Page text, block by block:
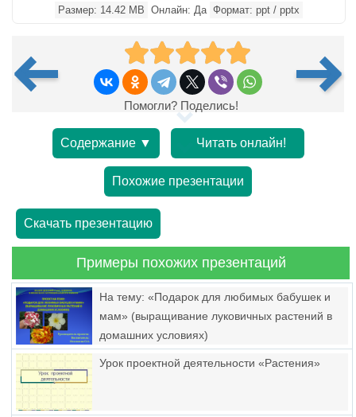
Размер: 14.42 MB Онлайн: Да Формат: ppt / pptx
Помогли? Поделись!
Содержание ▼ Читать онлайн!
Похожие презентации
Скачать презентацию
Примеры похожих презентаций
На тему: «Подарок для любимых бабушек и
мам» (выращивание луковичных растений в
домашних условиях)
Урок проектной деятельности «Растения»